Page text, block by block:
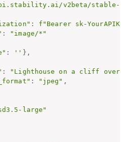
v2beta/stable-
:
f"Bearer sk-
:
"image/*"
: '' } ,
:
"Lighthouse on a cliff
: "jpeg" ,
large"